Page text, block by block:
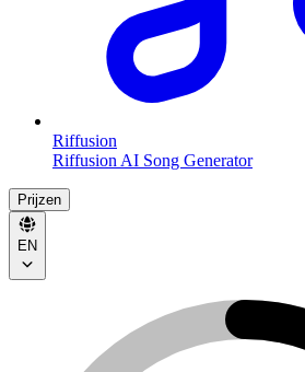
Riffusion
Riffusion AI Song Generator
Prijzen
EN